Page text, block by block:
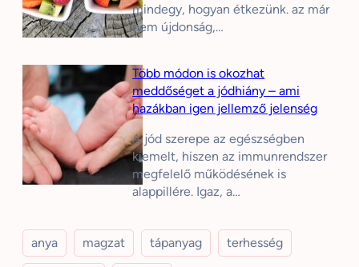
mindegy, hogyan étkezünk. az már
nem újdonság,…
Több módon is okozhat
meddőséget a jódhiány – ami
hazákban igen jellemző jelenség
A jód szerepe az egészségben
kiemelt, hiszen az immunrendszer
megfelelő működésének is
alappillére. Igaz, a…
anya magzat tápanyag terhesség